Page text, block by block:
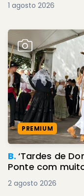
1 agosto 2026
PREMIUM
B.‘Tardes de
Ponte com
2 agosto 2026